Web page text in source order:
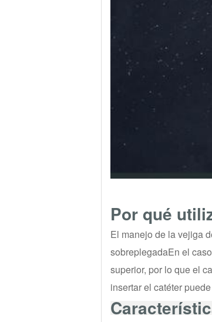
Por qué
El manejo de la vejiga
sobreplegadaEn el
superior, por lo que el
insertar el catéter